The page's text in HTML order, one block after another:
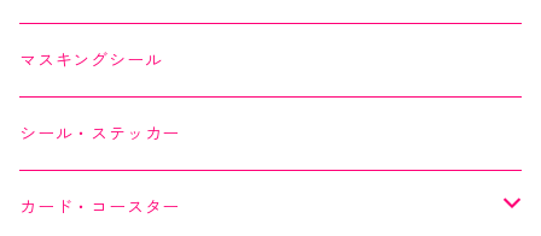
SAIEN
オリジナルシリーズ
作家シリーズ
YUNOKI
Kimono美
マスキングシール
シール・ステッカー
カード・コースター